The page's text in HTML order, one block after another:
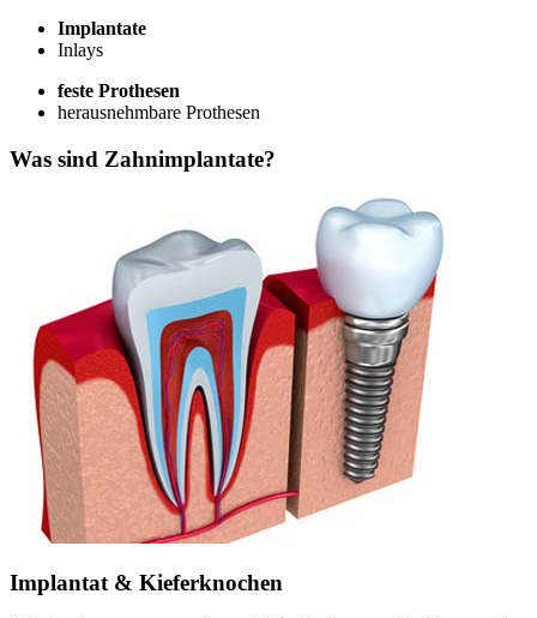
Implantate
Inlays
feste Prothesen
herausnehmbare Prothesen
Was sind Zahnimplantate?
Implantat & Kieferknochen